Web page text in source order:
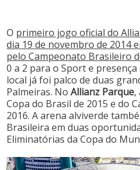
O primeiro jogo oficial do
dia 19 de novembro de 2014
pelo Campeonato Brasileiro
0 a 2 para o Sport e presença
local já foi palco de duas
Palmeiras. NoAllianz Parque,
Copa do Brasil de 2015 e do
2016. A arena alviverde
Brasileira em duas
Eliminatórias da Copa do